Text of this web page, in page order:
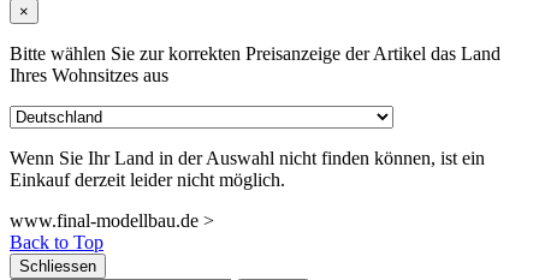
×
Bitte wählen Sie zur korrekten Preisanzeige der Artikel das Land
Ihres Wohnsitzes aus
Wenn Sie Ihr Land in der Auswahl nicht finden können, ist ein
Einkauf derzeit leider nicht möglich.
www.final-modellbau.de >
Back to Top
Schliessen